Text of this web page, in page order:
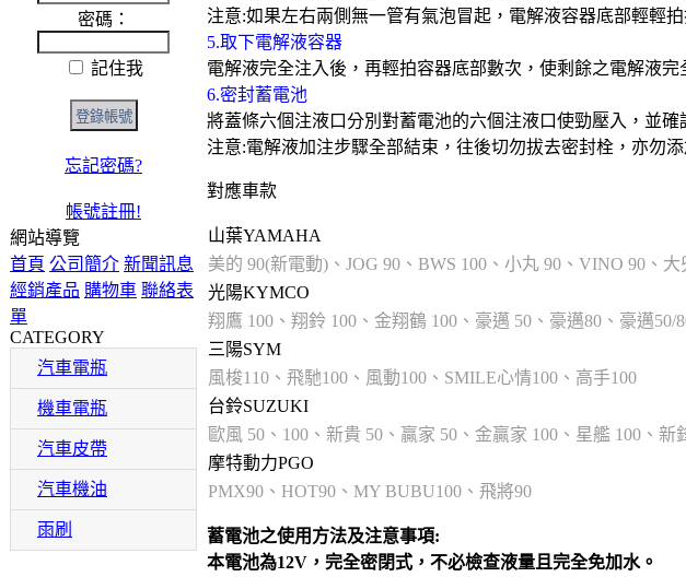
密碼：
記住我
忘記密碼?
帳號註冊!
網站導覽
首頁 公司簡介 新聞訊息
經銷產品 購物車 聯絡表
單
CATEGORY
汽車電瓶
機車電瓶
汽車皮帶
汽車機油
雨刷
注意:如果左右兩側無一管有氣泡冒起，電解液容器底部輕輕拍
5.取下電解液容器
電解液完全注入後，再輕拍容器底部數次，使剩餘之電解液完
6.密封蓄電池
將蓋條六個注液口分別對蓄電池的六個注液口使勁壓入，並確
注意:電解液加注步驟全部結束，往後切勿拔去密封栓，亦勿
對應車款
山葉YAMAHA
美的 90(新電動)、JOG 90、BWS 100、小丸 90、VINO 90、大
光陽KYMCO
翔鷹 100、翔鈴 100、金翔鶴 100、豪邁 50、豪邁80、豪邁
三陽SYM
風梭110、飛馳100、風動100、SMILE心情100、高手100
台鈴SUZUKI
歐風 50、100、新貴 50、贏家 50、金贏家 100、星艦 100、新
摩特動力PGO
PMX90、HOT90、MY BUBU100、飛將90
蓄電池之使用方法及注意事項:
本電池為12V，完全密閉式，不必檢查液量且完全免加水。